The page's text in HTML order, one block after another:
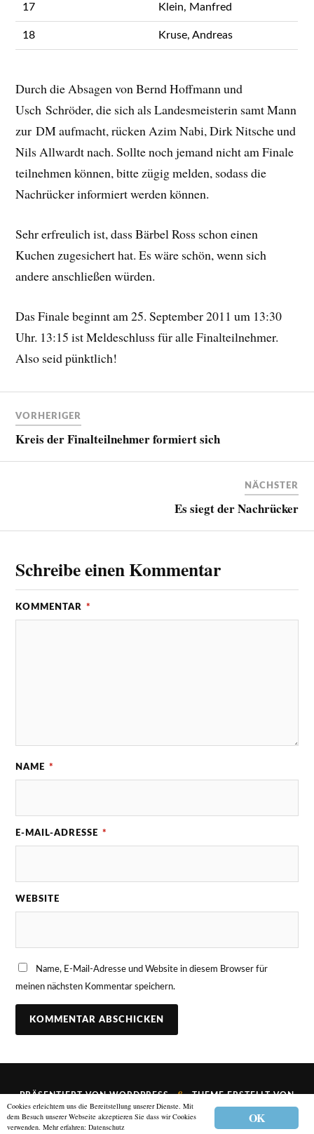
17 Klein, Manfred
18 Kruse, Andreas
Durch die Absagen von Bernd Hoffmann und
Usch Schröder, die sich als Landesmeisterin samt Mann
zur DM aufmacht, rücken Azim Nabi, Dirk Nitsche und
Nils Allwardt nach. Sollte noch jemand nicht am Finale
teilnehmen können, bitte zügig melden, sodass die
Nachrücker informiert werden können.
Sehr erfreulich ist, dass Bärbel Ross schon einen
Kuchen zugesichert hat. Es wäre schön, wenn sich
andere anschließen würden.
Das Finale beginnt am 25. September 2011 um 13:30
Uhr. 13:15 ist Meldeschluss für alle Finalteilnehmer.
Also seid pünktlich!
VORHERIGER
Kreis der Finalteilnehmer formiert sich
NÄCHSTER
Es siegt der Nachrücker
Schreibe einen Kommentar
KOMMENTAR *
NAME *
E-MAIL-ADRESSE *
WEBSITE
Name, E-Mail-Adresse und Website in diesem Browser für
meinen nächsten Kommentar speichern.
PRÄSENTIERT VONWORDPRESS &
THEME ERSTELLT VON
ANDERS NORÉN
OK
Cookies erleichtern uns die Bereitstellung unserer Dienste. Mit
dem Besuch unserer Webseite akzeptieren Sie dass wir Cookies
verwenden. Mehr erfahren: Datenschutz